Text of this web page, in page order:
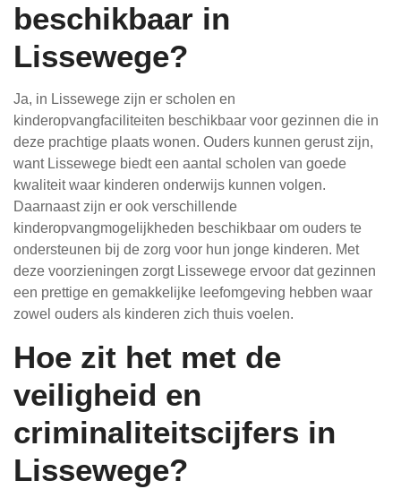
beschikbaar in
Lissewege?
Ja, in Lissewege zijn er scholen en
kinderopvangfaciliteiten beschikbaar voor gezinnen die in
deze prachtige plaats wonen. Ouders kunnen gerust zijn,
want Lissewege biedt een aantal scholen van goede
kwaliteit waar kinderen onderwijs kunnen volgen.
Daarnaast zijn er ook verschillende
kinderopvangmogelijkheden beschikbaar om ouders te
ondersteunen bij de zorg voor hun jonge kinderen. Met
deze voorzieningen zorgt Lissewege ervoor dat gezinnen
een prettige en gemakkelijke leefomgeving hebben waar
zowel ouders als kinderen zich thuis voelen.
Hoe zit het met de
veiligheid en
criminaliteitscijfers in
Lissewege?